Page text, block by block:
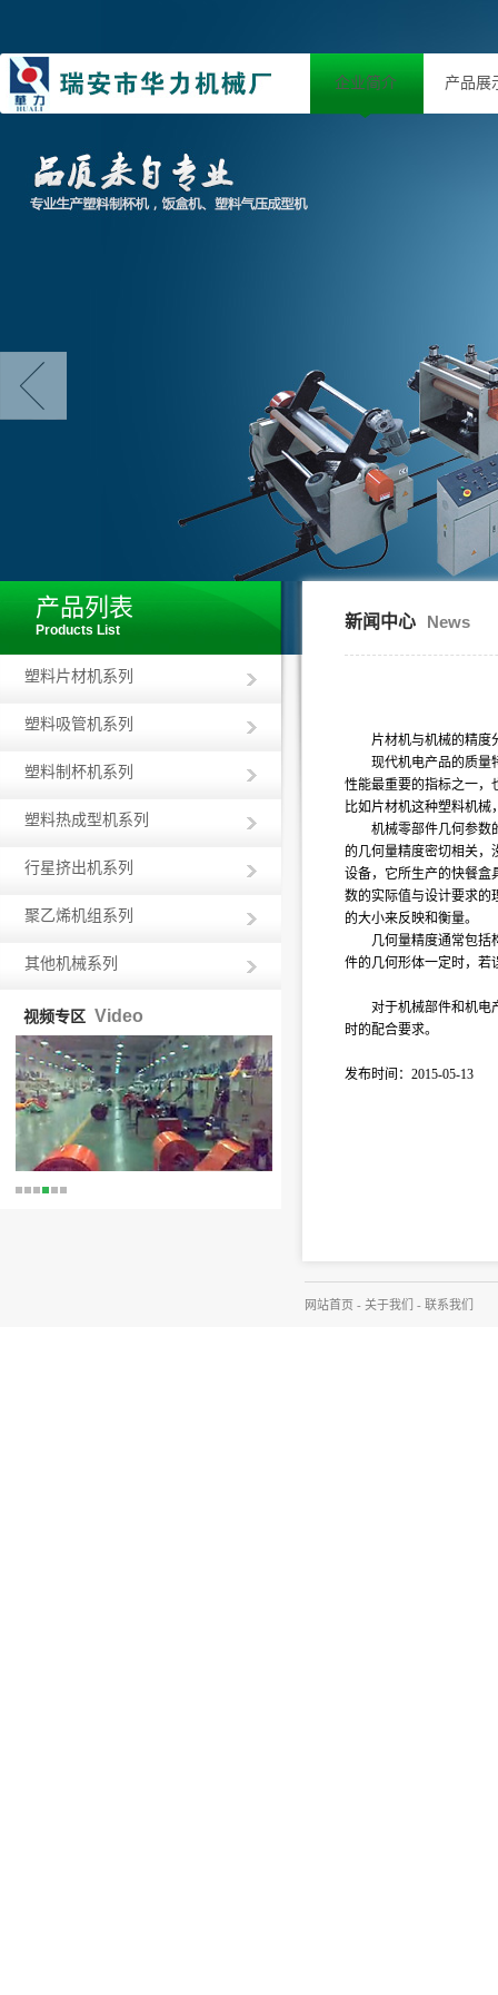
企业简介 产品展
产品列表
Products List
塑料片材机系列
塑料吸管机系列
塑料制杯机系列
塑料热成型机系列
行星挤出机系列
聚乙烯机组系列
其他机械系列
视频专区 Video
新闻中心 News
片材机与机械的精度
现代机电产品的质量
性能最重要的指标之一，
比如片材机这种塑料机
机械零部件几何参数
的几何量精度密切相关，
设备，它所生产的快餐盒
数的实际值与设计要求的
的大小来反映和衡量。
几何量精度通常包括
件的几何形体一定时，若
对于机械部件和机电
时的配合要求。
发布时间：2015-05-13
网站首页 - 关于我们 - 联系我们